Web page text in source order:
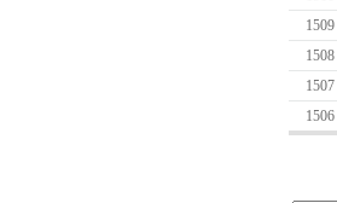
1509
1508
1507
1506